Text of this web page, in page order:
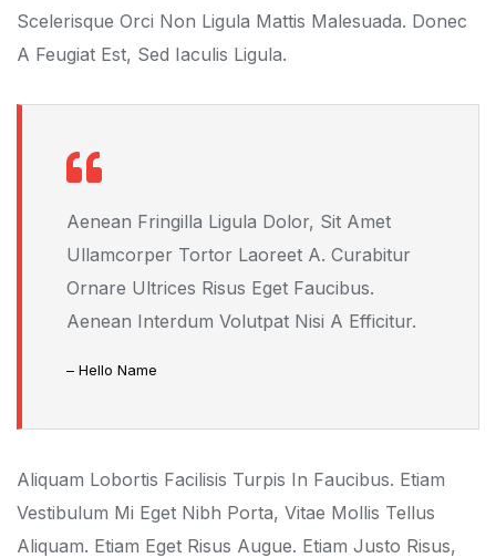
Scelerisque Orci Non Ligula Mattis Malesuada. Donec
A Feugiat Est, Sed Iaculis Ligula.
Aenean Fringilla Ligula Dolor, Sit Amet
Ullamcorper Tortor Laoreet A. Curabitur
Ornare Ultrices Risus Eget Faucibus.
Aenean Interdum Volutpat Nisi A Efficitur.
– Hello Name
Aliquam Lobortis Facilisis Turpis In Faucibus. Etiam
Vestibulum Mi Eget Nibh Porta, Vitae Mollis Tellus
Aliquam. Etiam Eget Risus Augue. Etiam Justo Risus,